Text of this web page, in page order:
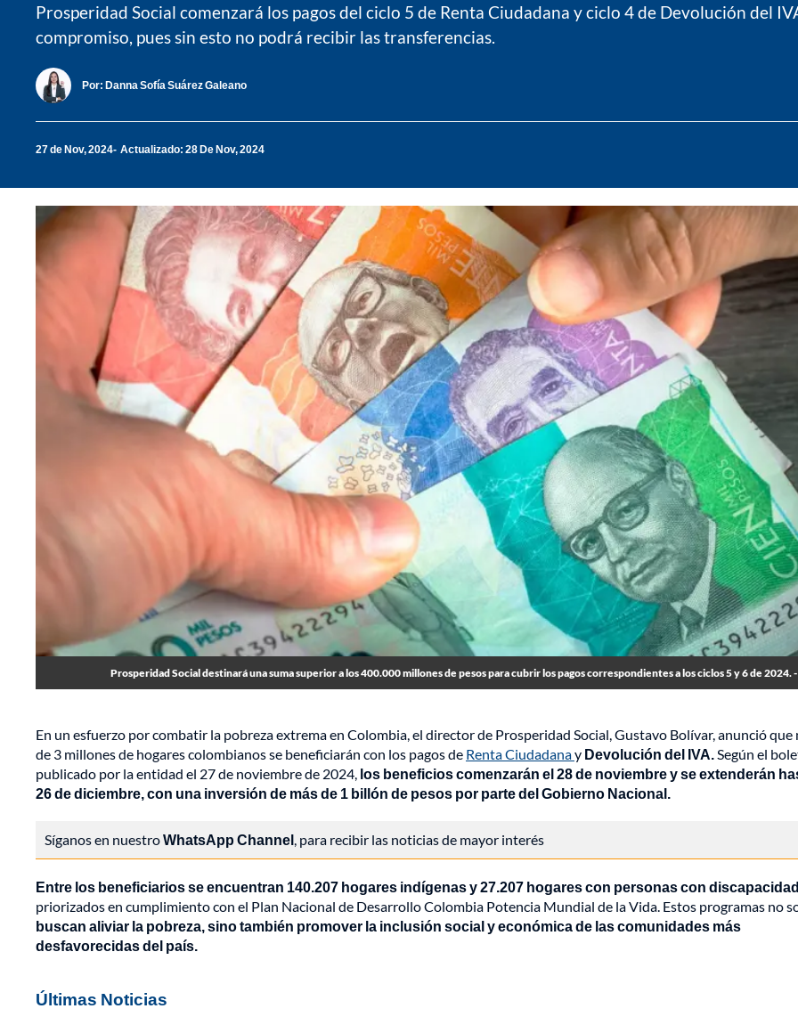
Prosperidad Social comenzará los pagos del ciclo 5 de Renta Ciudadana y ciclo 4 de Devolución del
compromiso, pues sin esto no podrá recibir las transferencias.
Por: Danna Sofía Suárez Galeano
27 de Nov, 2024 Actualizado: 28 De Nov, 2024
Prosperidad Social destinará una suma superior a los 400.000 millones de pesos para cubrir los pagos correspondientes a los ciclos 5 y 6 de 2024. -
En un esfuerzo por combatir la pobreza extrema en Colombia, el director de Prosperidad Social, Gustavo Bolívar, anunció que
de 3 millones de hogares colombianos se beneficiarán con los pagos de Renta Ciudadanay Devolución del IVA.Según el
publicado por la entidad el 27 de noviembre de 2024, los beneficios comenzarán el 28 de noviembre y se extenderán
26 de diciembre, con una inversión de más de 1 billón de pesos por parte del Gobierno Nacional.
Síganos en nuestroWhatsApp Channel, para recibir las noticias de mayor interés
Entre los beneficiarios se encuentran 140.207 hogares indígenas y 27.207 hogares con personas con discapacidad
priorizados en cumplimiento con el Plan Nacional de Desarrollo Colombia Potencia Mundial de la Vida. Estos programas no
buscan aliviar la pobreza, sino también promover la inclusión social y económica de las comunidades más
desfavorecidas del país.
Últimas Noticias